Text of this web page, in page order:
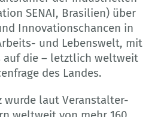
SENAI, Brasilien) über
Innovationschancen in
und Lebenswelt, mit
auf die – letztlich weltweit
des Landes.
wurde laut Veranstalter-